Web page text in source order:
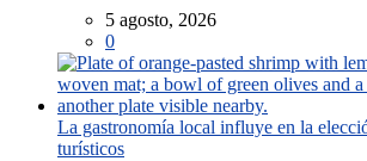
5 agosto, 2026
0
La gastronomía local influye en la
turísticos